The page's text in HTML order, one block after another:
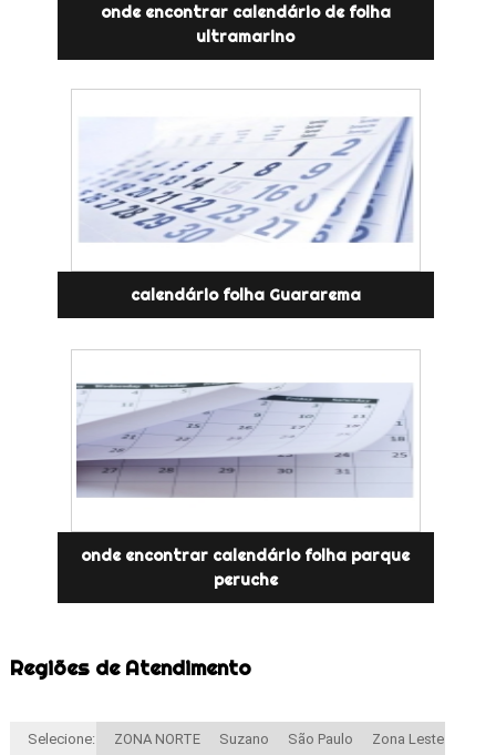
onde encontrar calendário de folha
ultramarino
calendário folha Guararema
onde encontrar calendário folha parque
peruche
Regiões de Atendimento
Selecione: ZONA NORTE Suzano São Paulo Zona Leste